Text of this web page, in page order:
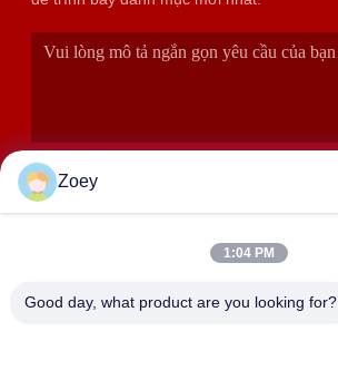
GỬI ĐI
Zoey
1:04 PM
Good day, what product are you looking for?